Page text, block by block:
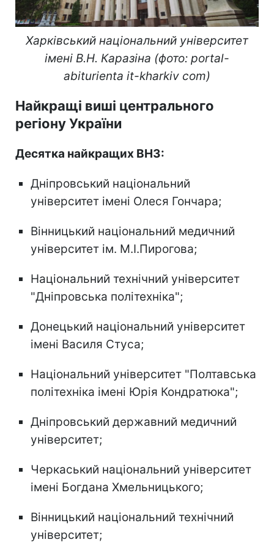
Харківський національний університет
імені В.Н. Каразіна (фото: portal-
abiturienta it-kharkiv com)
Найкращі виші центрального
регіону України
Десятка найкращих ВНЗ:
Дніпровський національний
університет імені Олеся Гончара;
Вінницький національний медичний
університет ім. М.І.Пирогова;
Національний технічний університет
"Дніпровська політехніка";
Донецький національний університет
імені Василя Стуса;
Національний університет "Полтавська
політехніка імені Юрія Кондратюка";
Дніпровський державний медичний
університет;
Черкаський національний університет
імені Богдана Хмельницького;
Вінницький національний технічний
університет;